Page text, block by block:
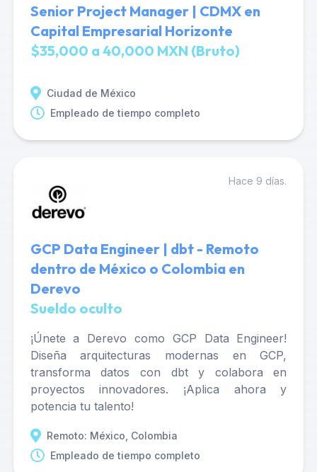
Senior Project Manager | CDMX en
Capital Empresarial Horizonte
$35,000 a 40,000 MXN (Bruto)
Ciudad de México
Empleado de tiempo completo
Hace 9 días.
GCP Data Engineer | dbt - Remoto
dentro de México o Colombia en
Derevo
Sueldo oculto
¡Únete a Derevo como GCP Data Engineer!
Diseña arquitecturas modernas en GCP,
transforma datos con dbt y colabora en
proyectos innovadores. ¡Aplica ahora y
potencia tu talento!
Remoto: México, Colombia
Empleado de tiempo completo